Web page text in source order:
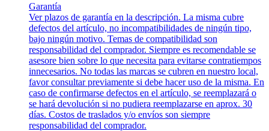
Garantía
Ver plazos de garantía en la descripción. La misma cubre
defectos del artículo, no incompatibilidades de ningún tipo,
bajo ningún motivo. Temas de compatibilidad son
responsabilidad del comprador. Siempre es recomendable se
asesore bien sobre lo que necesita para evitarse contratiempos
innecesarios. No todas las marcas se cubren en nuestro local,
favor consultar previamente si debe hacer uso de la misma. En
caso de confirmarse defectos en el artículo, se reemplazará o
se hará devolución si no pudiera reemplazarse en aprox. 30
días. Costos de traslados y/o envíos son siempre
responsabilidad del comprador.